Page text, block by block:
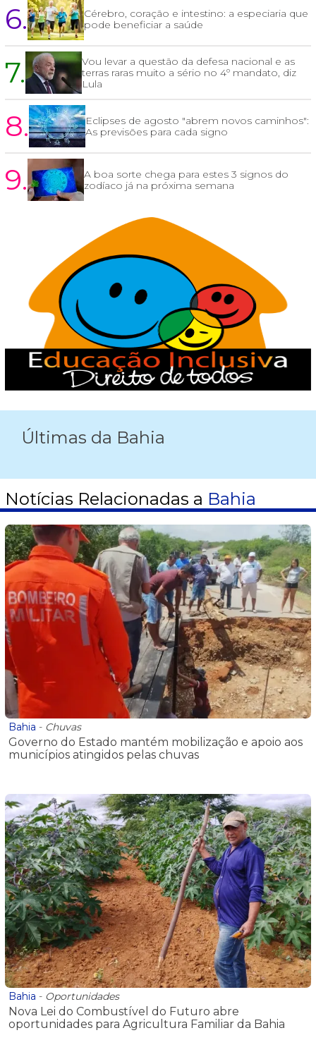
6.
Cérebro, coração e intestino: a especiaria que
pode beneficiar a saúde
7.
Vou levar a questão da defesa nacional e as
terras raras muito a sério no 4º mandato, diz
Lula
8.
Eclipses de agosto "abrem novos caminhos":
As previsões para cada signo
9.
A boa sorte chega para estes 3 signos do
zodíaco já na próxima semana
Últimas da Bahia
Notícias Relacionadas a Bahia
Bahia - Chuvas
Governo do Estado mantém mobilização e apoio aos
municípios atingidos pelas chuvas
Bahia - Oportunidades
Nova Lei do Combustível do Futuro abre
oportunidades para Agricultura Familiar da Bahia